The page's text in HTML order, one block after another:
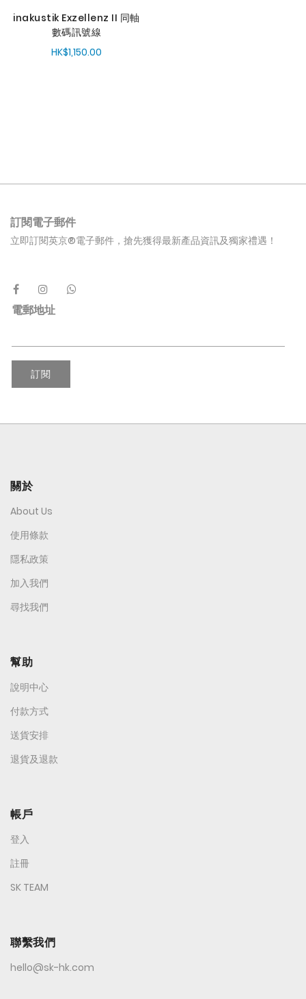
inakustik Exzellenz II 同軸
數碼訊號線
HK$1,150.00
訂閱電子郵件
立即訂閱英京®電子郵件，搶先獲得最新產品資訊及獨家禮遇！
電郵地址
訂閱
關於
About Us
使用條款
隱私政策
加入我們
尋找我們
幫助
說明中心
付款方式
送貨安排
退貨及退款
帳戶
登入
註冊
SK TEAM
聯繫我們
hello@sk-hk.com